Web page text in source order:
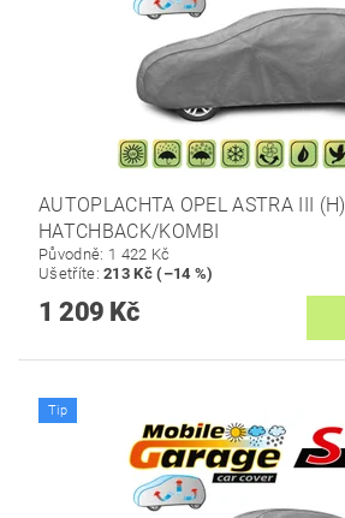
AUTOPLACHTA OPEL ASTRA III (H)
HATCHBACK/KOMBI
Původně: 1 422 Kč
Ušetříte:213 Kč (–14 %)
1 209 Kč
Tip